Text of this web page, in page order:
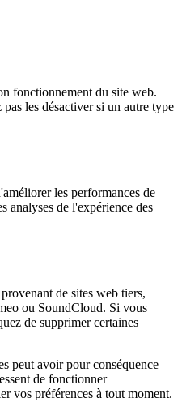
fonctionnement du site web.
les désactiver si un autre type
les performances de
analyses de l'expérience des
de sites web tiers,
ou SoundCloud. Si vous
de supprimer certaines
peut avoir pour conséquence
de fonctionner
vos préférences à tout moment.